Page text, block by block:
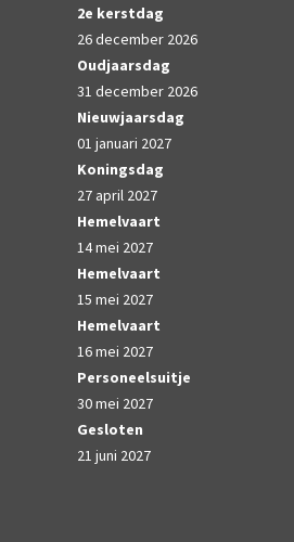
26 december 2026
2e kerstdag
31 december 2026
Oudjaarsdag
01 januari 2027
Nieuwjaarsdag
27 april 2027
Koningsdag
14 mei 2027
Hemelvaart
15 mei 2027
Hemelvaart
16 mei 2027
Hemelvaart
30 mei 2027
Personeelsuitje
21 juni 2027
Gesloten